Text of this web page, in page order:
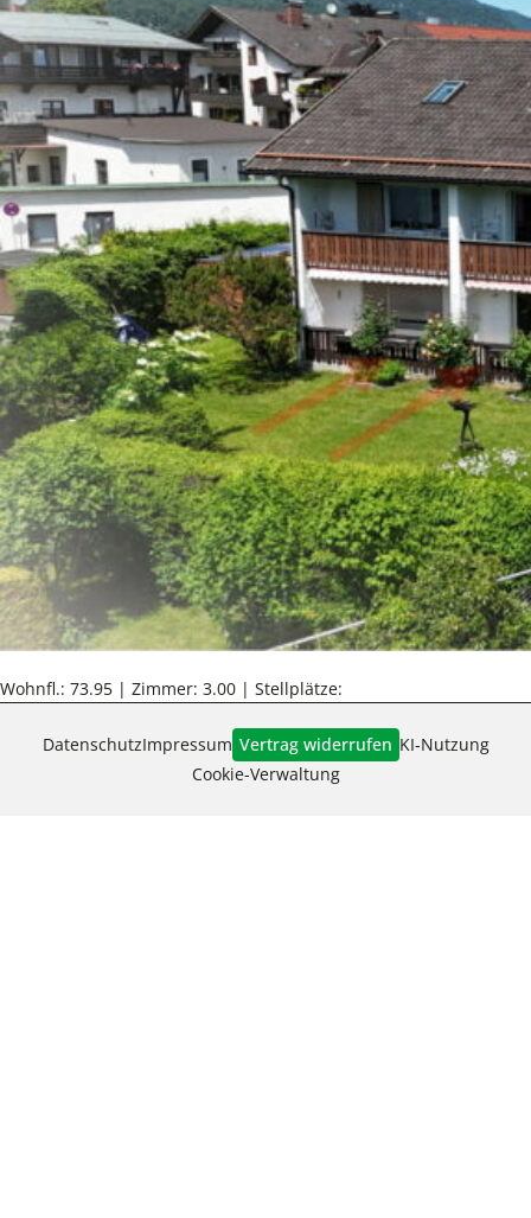
DatenschutzImpressum Vertrag widerrufen KI‑Nutzung
Cookie-Verwaltung
Wohnfl.: 73.95 | Zimmer: 3.00 | Stellplätze: